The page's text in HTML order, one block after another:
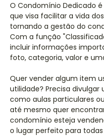
O Condomínio Dedicado
que visa facilitar a vida
tornando a gestão do
Com a função
incluir informações
foto, categoria, valor e
Quer vender algum item
utilidade? Precisa
como aulas particulares
até mesmo quer
condomínio esteja
o lugar perfeito para